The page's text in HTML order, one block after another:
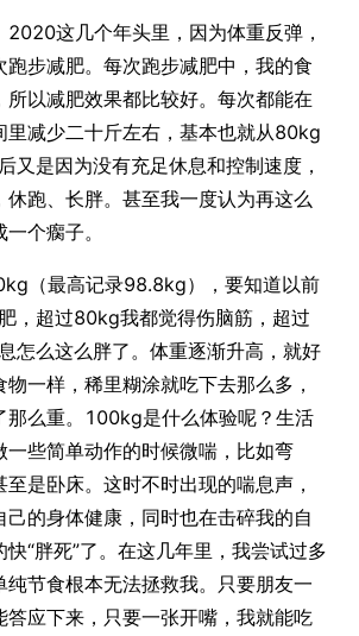
这几个年头里，因为体重反弹，
跑步减肥。每次跑步减肥中，我的食
所以减肥效果都比较好。每次都能在
里减少二十斤左右，基本也就从80kg
又是因为没有充足休息和控制速度，
休跑、长胖。甚至我一度认为再这么
个瘸子。
（最高记录98.8kg），要知道以前
，超过80kg我都觉得伤脑筋，超过
怎么这么胖了。体重逐渐升高，就好
一样，稀里糊涂就吃下去那么多，
那么重。100kg是什么体验呢？生活
一些简单动作的时候微喘，比如弯
是卧床。这时不时出现的喘息声，
己的身体健康，同时也在击碎我的自
“胖死”了。在这几年里，我尝试过多
纯节食根本无法拯救我。只要朋友一
答应下来，只要一张开嘴，我就能吃